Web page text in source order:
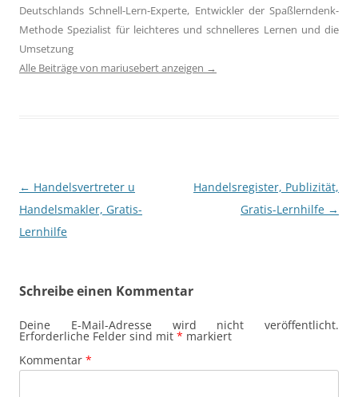
Deutschlands Schnell-Lern-Experte, Entwickler der Spaßlerndenk-
Methode Spezialist für leichteres und schnelleres Lernen und die
Umsetzung
Alle Beiträge von mariusebert anzeigen →
Beitragsnavigation
← Handelsvertreter u
Handelsmakler, Gratis-
Lernhilfe
Handelsregister, Publizität,
Gratis-Lernhilfe →
Schreibe einen Kommentar
Deine E-Mail-Adresse wird nicht veröffentlicht.
Erforderliche Felder sind mit * markiert
Kommentar *